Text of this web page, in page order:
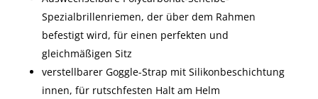
Spezialbrillenriemen, der über dem Rahmen
befestigt wird, für einen perfekten und
gleichmäßigen Sitz
verstellbarer Goggle-Strap mit Silikonbeschichtung
innen, für rutschfesten Halt am Helm